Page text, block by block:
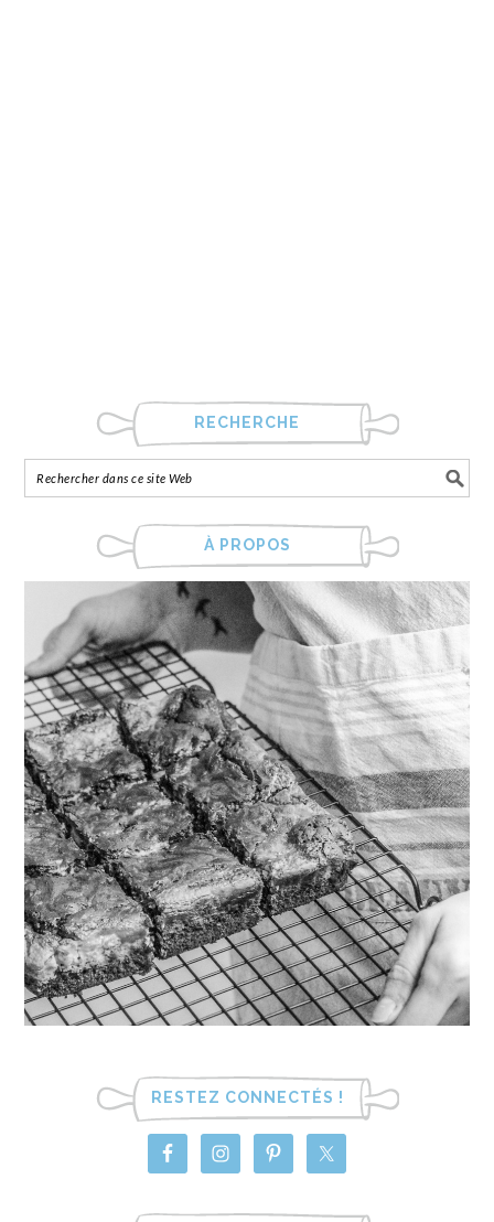
RECHERCHE
À PROPOS
RESTEZ CONNECTÉS !